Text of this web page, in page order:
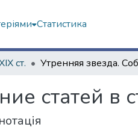
Статистика
ст.
статей в